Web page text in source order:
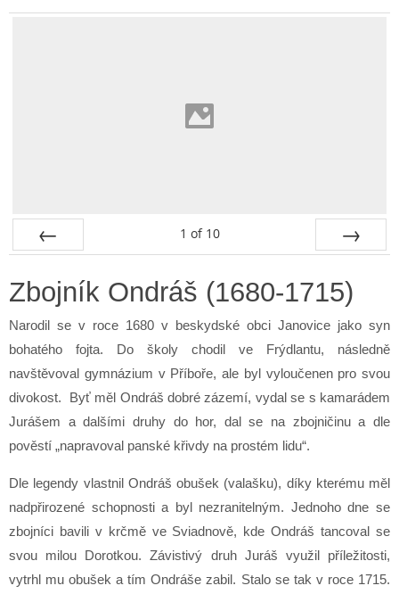
1 of 10
Zbojník Ondráš (1680-1715)
Narodil se v roce 1680 v beskydské obci Janovice jako syn
bohatého fojta. Do školy chodil ve Frýdlantu, následně
navštěvoval gymnázium v Příboře, ale byl vyloučenen pro svou
divokost. Byť měl Ondráš dobré zázemí, vydal se s kamarádem
Jurášem a dalšími druhy do hor, dal se na zbojničinu a dle
pověstí „napravoval panské křivdy na prostém lidu“.
Dle legendy vlastnil Ondráš obušek (valašku), díky kterému měl
nadpřirozené schopnosti a byl nezranitelným. Jednoho dne se
zbojníci bavili v krčmě ve Sviadnově, kde Ondráš tancoval se
svou milou Dorotkou. Závistivý druh Juráš využil příležitosti,
vytrhl mu obušek a tím Ondráše zabil. Stalo se tak v roce 1715.